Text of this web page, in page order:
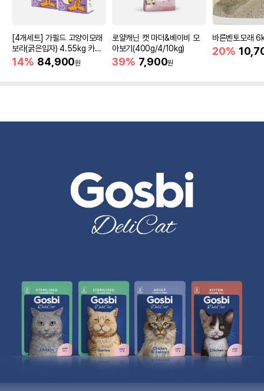
[4개세트] 가필드 고양이모래
보라(굵은입자) 4.55kg 카사
바모래
14% 84,900원
로얄캐닌 캣 마더&베이비 모
아보기(400g/4/10kg)
39% 7,900원
바른벤토모래
20%